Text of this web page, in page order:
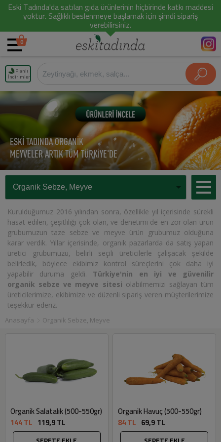
Eski Tadında'da satılan gıda ürünlerinin hiçbirinde katkı maddesi
yoktur. Sağlıklı beslenmeye başlamak için şimdi sipariş
verebilirsiniz.
0
Planlı
İndirimler
ESKİ TADINDA ORGANİK
MEYVELER ARTIK TÜM TÜRKİYE'DE
Kurulduğumuz 2016 yılından sonra, özellikle yıl içerisinde sürekli
hasat edilen, çeşitliliği çok olan, ve denetimi de en zor olan ürün
grubumuzun taze sebze ve meyve ürün grubumuz olduğuna
karar verdik. Yıllar içerisinde, organik pazarlarda da satış yapan
üretici grubumuzu, belirli seçili üreticilerle çalışacak şekilde
belirledik, böylece ekibimiz kontrol süreçlerini çok daha iyi
yapabilir duruma geldi. Türkiye'nin en iyi ve güvenilir
organik sebze ve meyve sitesi olabilmemizi sağlayan tüm
üreticilerimize, ekibimize ve düzenli sipariş veren müşterilerimize
teşekkür ederiz.
Anasayfa Organik Sebze, Meyve
Organik Salatalık (500-550gr)
144 TL 119,9 TL
Organik Havuç (500-550gr)
84 TL 69,9 TL